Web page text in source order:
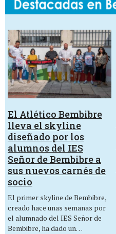
El Atlético Bembibre
lleva el skyline
diseñado por los
alumnos del IES
Señor de Bembibre a
sus nuevos carnés de
socio
El primer skyline de Bembibre,
creado hace unas semanas por
el alumnado del IES Señor de
Bembibre, ha dado un…